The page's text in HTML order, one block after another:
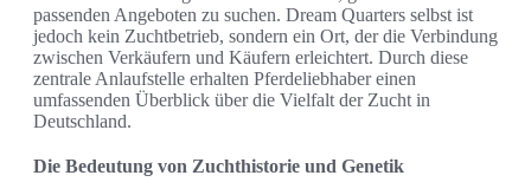
passenden Angeboten zu suchen. Dream Quarters selbst ist
jedoch kein Zuchtbetrieb, sondern ein Ort, der die Verbindung
zwischen Verkäufern und Käufern erleichtert. Durch diese
zentrale Anlaufstelle erhalten Pferdeliebhaber einen
umfassenden Überblick über die Vielfalt der Zucht in
Deutschland.
Die Bedeutung von Zuchthistorie und Genetik